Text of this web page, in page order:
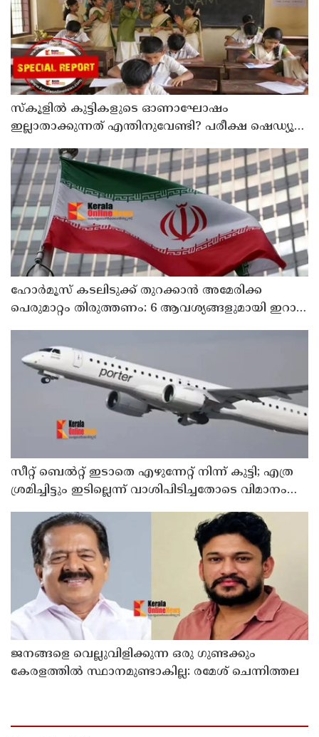
സ്‌കൂളില്‍ കുട്ടികളുടെ ഓണാഘോഷം
ഇല്ലാതാക്കുന്നത് എന്തിനുവേണ്ടി? പരീക്ഷ ഷെഡ്യൂള്‍
ഹോര്‍മൂസ് കടലിടുക്ക് തുറക്കാന്‍ അമേരിക്ക
പെരുമാറ്റം തിരുത്തണം: 6 ആവശ്യങ്ങളുമായി ഇറാന്‍
സീറ്റ് ബെല്‍റ്റ് ഇടാതെ എഴുന്നേറ്റ് നിന്ന് കുട്ടി; എത്ര
ശ്രമിച്ചിട്ടും ഇടില്ലെന്ന് വാശിപിടിച്ചതോടെ വിമാനം
ജനങ്ങളെ വെല്ലുവിളിക്കുന്ന ഒരു ഗുണ്ടക്കും
കേരളത്തില്‍ സ്ഥാനമുണ്ടാകില്ല: രമേശ് ചെന്നിത്തല